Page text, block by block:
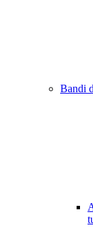
Bandi